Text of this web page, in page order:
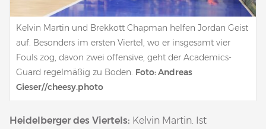
Kelvin Martin und Brekkott Chapman helfen Jordan Geist
auf. Besonders im ersten Viertel, wo er insgesamt vier
Fouls zog, davon zwei offensive, geht der Academics-
Guard regelmäßig zu Boden. Foto: Andreas
Gieser//cheesy.photo
Heidelberger des Viertels: Kelvin Martin. Ist